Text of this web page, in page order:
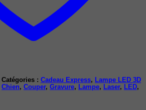
Catégories : Cadeau Express, Lampe LED 3D
Chien, Couper, Gravure, Lampe, Laser, LED,